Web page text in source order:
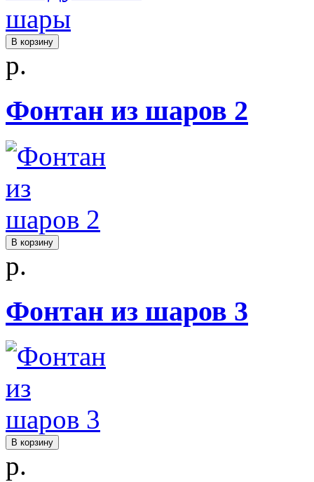
В корзину
р.
Фонтан из шаров 2
В корзину
р.
Фонтан из шаров 3
В корзину
р.